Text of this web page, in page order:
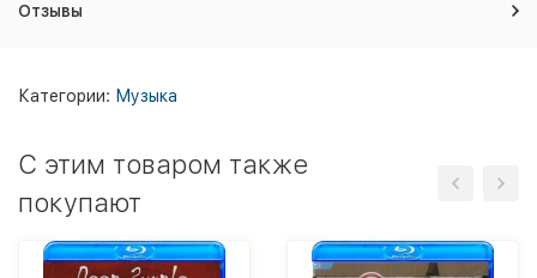
Отзывы
Категории: Музыка
C этим товаром также
покупают